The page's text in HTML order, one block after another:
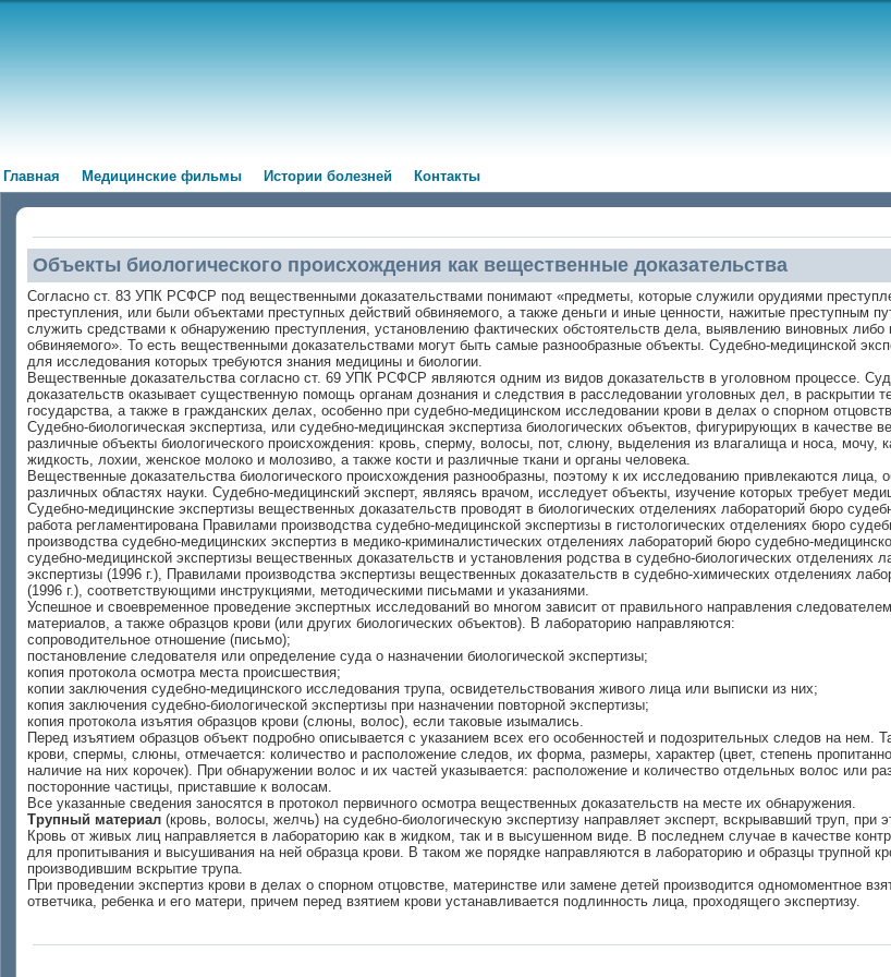
Главная Медицинские фильмы Истории болезней Контакты
Объекты биологического происхождения как вещественные доказательства
Согласно ст. 83 УПК РСФСР под вещественными доказательствами понимают «предметы, которые служили орудиями
преступления, или были объектами преступных действий обвиняемого, а также деньги и иные ценности, нажитые преступным
служить средствами к обнаружению преступления, установлению фактических обстоятельств дела, выявлению виновных
обвиняемого». То есть вещественными доказательствами могут быть самые разнообразные объекты. Судебно-медицинской
для исследования которых требуются знания медицины и биологии.
Вещественные доказательства согласно ст. 69 УПК РСФСР являются одним из видов доказательств в уголовном процессе.
доказательств оказывает существенную помощь органам дознания и следствия в расследовании уголовных дел, в раскрытии
государства, а также в гражданских делах, особенно при судебно-медицинском исследовании крови в делах о спорном
Судебно-биологическая экспертиза, или судебно-медицинская экспертиза биологических объектов, фигурирующих в качестве
различные объекты биологического происхождения: кровь, сперму, волосы, пот, слюну, выделения из влагалища и носа,
жидкость, лохии, женское молоко и молозиво, а также кости и различные ткани и органы человека.
Вещественные доказательства биологического происхождения разнообразны, поэтому к их исследованию привлекаются
различных областях науки. Судебно-медицинский эксперт, являясь врачом, исследует объекты, изучение которых требует
Судебно-медицинские экспертизы вещественных доказательств проводят в биологических отделениях лабораторий бюро
работа регламентирована Правилами производства судебно-медицинской экспертизы в гистологических отделениях бюро
производства судебно-медицинских экспертиз в медико-криминалистических отделениях лабораторий бюро судебно-
судебно-медицинской экспертизы вещественных доказательств и установления родства в судебно-биологических отделениях
экспертизы (1996 г.), Правилами производства экспертизы вещественных доказательств в судебно-химических отделениях
(1996 г.), соответствующими инструкциями, методическими письмами и указаниями.
Успешное и своевременное проведение экспертных исследований во многом зависит от правильного направления
материалов, а также образцов крови (или других биологических объектов). В лабораторию направляются:
сопроводительное отношение (письмо);
постановление следователя или определение суда о назначении биологической экспертизы;
копия протокола осмотра места происшествия;
копии заключения судебно-медицинского исследования трупа, освидетельствования живого лица или выписки из них;
копия заключения судебно-биологической экспертизы при назначении повторной экспертизы;
копия протокола изъятия образцов крови (слюны, волос), если таковые изымались.
Перед изъятием образцов объект подробно описывается с указанием всех его особенностей и подозрительных следов на
крови, спермы, слюны, отмечается: количество и расположение следов, их форма, размеры, характер (цвет, степень
наличие на них корочек). При обнаружении волос и их частей указывается: расположение и количество отдельных волос или
посторонние частицы, приставшие к волосам.
Все указанные сведения заносятся в протокол первичного осмотра вещественных доказательств на месте их обнаружения.
Трупный материал (кровь, волосы, желчь) на судебно-биологическую экспертизу направляет эксперт, вскрывавший труп,
Кровь от живых лиц направляется в лабораторию как в жидком, так и в высушенном виде. В последнем случае в качестве
для пропитывания и высушивания на ней образца крови. В таком же порядке направляются в лабораторию и образцы трупной
производившим вскрытие трупа.
При проведении экспертиз крови в делах о спорном отцовстве, материнстве или замене детей производится одномоментное
ответчика, ребенка и его матери, причем перед взятием крови устанавливается подлинность лица, проходящего экспертизу.